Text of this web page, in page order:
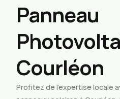
Panneau
Courléon
Profitez de l’expertise locale